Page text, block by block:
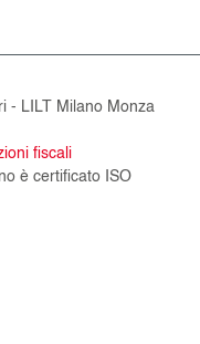
- LILT Milano Monza
fiscali
è certificato ISO